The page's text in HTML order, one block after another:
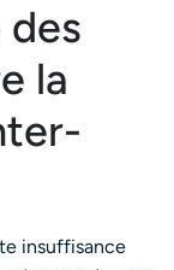
des
la
insuffisance